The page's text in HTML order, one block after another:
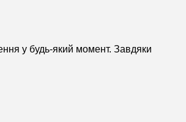
у будь-який момент. Завдяки